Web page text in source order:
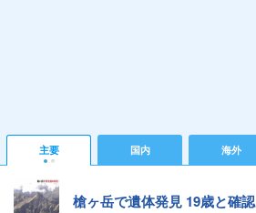
主要 国内 海外
槍ヶ岳で遺体発見 19歳と確認